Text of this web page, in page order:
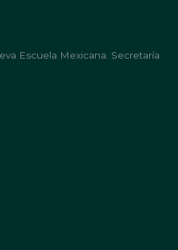
Escuela Mexicana. Secretaría